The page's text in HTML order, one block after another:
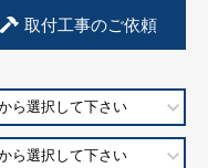
取付工事のご依頼
ら選択して下さい
ら選択して下さい